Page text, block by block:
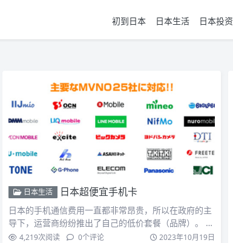
初到日本 日本生活 日本投资
日本生活 日本超便宜手机卡
日本的手机通信费用一直都非常昂贵，所以在政府的主
导下，运营商纷纷推出了自己的低价套餐（品牌）。 日
本总务省在 …
4,219次阅读 0个评论 2023年10月19日